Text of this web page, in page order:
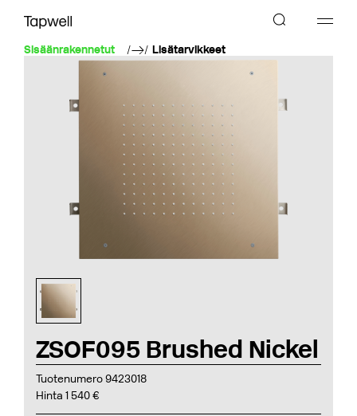
Sisäänrakennetut Lisätarvikkeet
ZSOF095 Brushed Nickel
Tuotenumero 9423018
Hinta 1 540 €